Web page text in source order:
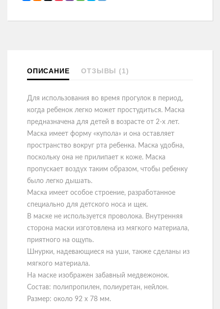
ОПИСАНИЕ ОТЗЫВЫ (1)
Для использования во время прогулок в период,
когда ребенок легко может простудиться. Маска
предназначена для детей в возрасте от 2-х лет.
Маска имеет форму «купола» и она оставляет
пространство вокруг рта ребенка. Маска удобна,
поскольку она не прилипает к коже. Маска
пропускает воздух таким образом, чтобы ребенку
было легко дышать.
Маска имеет особое строение, разработанное
специально для детского носа и щек.
В маске не используется проволока. Внутренняя
сторона маски изготовлена из мягкого материала,
приятного на ощупь.
Шнурки, надевающиеся на уши, также сделаны из
мягкого материала.
На маске изображен забавный медвежонок.
Состав: полипропилен, полиуретан, нейлон.
Размер: около 92 х 78 мм.